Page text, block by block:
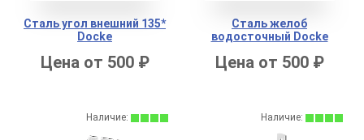
Сталь угол внешний 135*
Docke
Цена от 500 ₽
Сталь желоб
водосточный Docke
Цена от 500 ₽
Наличие: Наличие: